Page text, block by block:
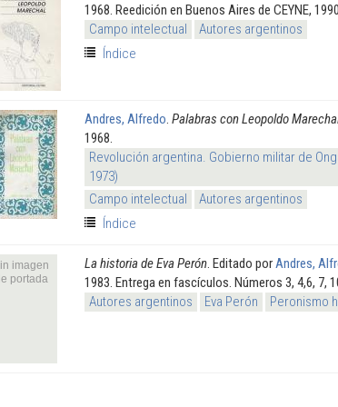
1968. Reedición en Buenos Aires de CEYNE, 1990
Campo intelectual
Autores argentinos
Índice
Andres, Alfredo Palabras con Leopoldo
1968.
Revolución argentina. Gobierno militar de
1973)
Campo intelectual
Autores argentinos
Índice
imagen
portada
La historia de Eva Perón . Editado por Andres,
1983. Entrega en fascículos. Números 3, 4,6, 7,
Autores argentinos
Eva Perón Peronismo